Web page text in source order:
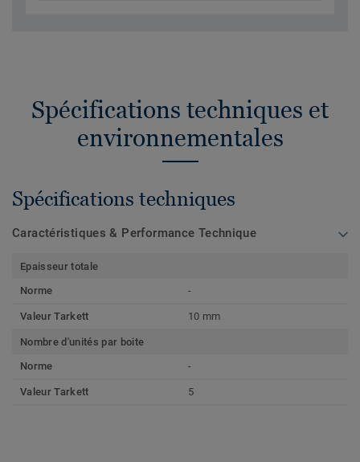
Spécifications techniques et
environnementales
Spécifications techniques
Caractéristiques & Performance Technique
Epaisseur totale
Norme
-
Valeur Tarkett 10 mm
Nombre d'unités par boite
Norme
-
Valeur Tarkett 5